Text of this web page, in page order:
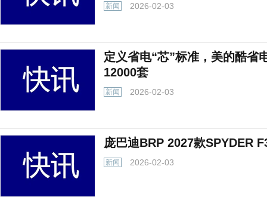
新闻 2026-02-03
定义省电“芯”标准，美的酷省
12000套
新闻 2026-02-03
庞巴迪BRP 2027款SPYDER
新闻 2026-02-03